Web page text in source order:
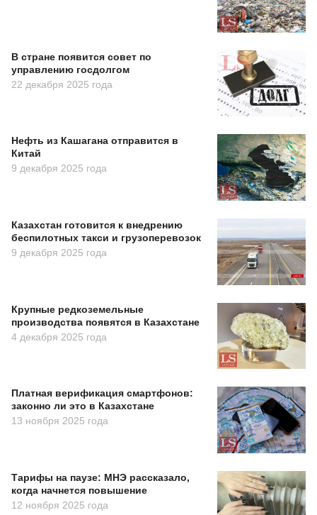
В стране появится совет по
управлению госдолгом
22 декабря 2025 года
Нефть из Кашагана отправится в
Китай
9 декабря 2025 года
Казахстан готовится к внедрению
беспилотных такси и грузоперевозок
9 декабря 2025 года
Крупные редкоземельные
производства появятся в Казахстане
4 декабря 2025 года
Платная верификация смартфонов:
законно ли это в Казахстане
13 ноября 2025 года
Тарифы на паузе: МНЭ рассказало,
когда начнется повышение
12 ноября 2025 года